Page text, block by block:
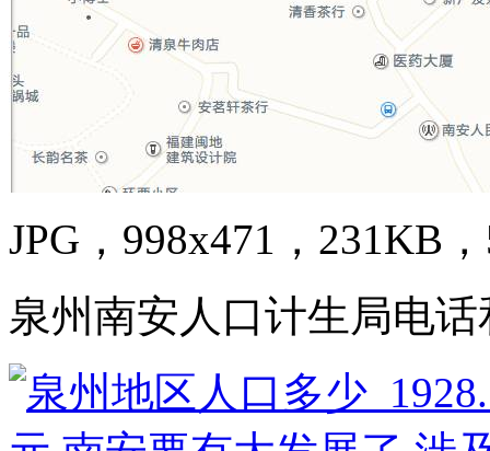
JPG，998x471，231KB
泉州南安人口计生局电话